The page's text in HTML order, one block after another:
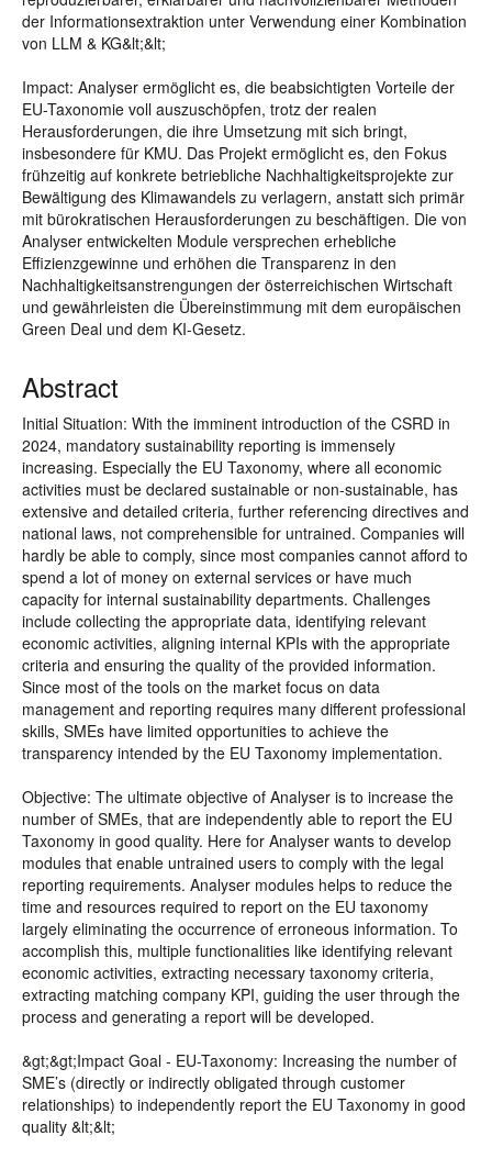
der Informationsextraktion unter Verwendung einer Kombination
von LLM & KG&lt;&lt;
Impact: Analyser ermöglicht es, die beabsichtigten Vorteile der
EU-Taxonomie voll auszuschöpfen, trotz der realen
Herausforderungen, die ihre Umsetzung mit sich bringt,
insbesondere für KMU. Das Projekt ermöglicht es, den Fokus
frühzeitig auf konkrete betriebliche Nachhaltigkeitsprojekte zur
Bewältigung des Klimawandels zu verlagern, anstatt sich primär
mit bürokratischen Herausforderungen zu beschäftigen. Die von
Analyser entwickelten Module versprechen erhebliche
Effizienzgewinne und erhöhen die Transparenz in den
Nachhaltigkeitsanstrengungen der österreichischen Wirtschaft
und gewährleisten die Übereinstimmung mit dem europäischen
Green Deal und dem KI-Gesetz.
Abstract
Initial Situation: With the imminent introduction of the CSRD in
2024, mandatory sustainability reporting is immensely
increasing. Especially the EU Taxonomy, where all economic
activities must be declared sustainable or non-sustainable, has
extensive and detailed criteria, further referencing directives and
national laws, not comprehensible for untrained. Companies will
hardly be able to comply, since most companies cannot afford to
spend a lot of money on external services or have much
capacity for internal sustainability departments. Challenges
include collecting the appropriate data, identifying relevant
economic activities, aligning internal KPIs with the appropriate
criteria and ensuring the quality of the provided information.
Since most of the tools on the market focus on data
management and reporting requires many different professional
skills, SMEs have limited opportunities to achieve the
transparency intended by the EU Taxonomy implementation.
Objective: The ultimate objective of Analyser is to increase the
number of SMEs, that are independently able to report the EU
Taxonomy in good quality. Here for Analyser wants to develop
modules that enable untrained users to comply with the legal
reporting requirements. Analyser modules helps to reduce the
time and resources required to report on the EU taxonomy
largely eliminating the occurrence of erroneous information. To
accomplish this, multiple functionalities like identifying relevant
economic activities, extracting necessary taxonomy criteria,
extracting matching company KPI, guiding the user through the
process and generating a report will be developed.
&gt;&gt;Impact Goal - EU-Taxonomy: Increasing the number of
SME’s (directly or indirectly obligated through customer
relationships) to independently report the EU Taxonomy in good
quality &lt;&lt;